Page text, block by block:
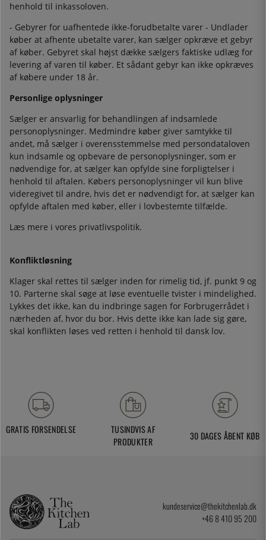
henhold til inkassoloven.
- Gebyrer for uafhentede ikke-forudbetalte varer - Undlader
køber at afhente ubetalte varer, kan sælger opkræve et gebyr
af køber. Gebyret skal højst dække sælgers faktiske udlæg for
levering af varen til køber. Et sådant gebyr kan ikke opkræves
af købere under 18 år.
Personlige oplysninger
Sælger er ansvarlig for behandlingen af indsamlede
personoplysninger. Medmindre køber giver samtykke til
andet, må sælger i overensstemmelse med persondataloven
kun indsamle og opbevare de personoplysninger, som er
nødvendige for, at sælger kan opfylde sine forpligtelser i
henhold til aftalen. Købers personoplysninger vil kun blive
videregivet til andre, hvis det er nødvendigt for, at sælger kan
opfylde aftalen med køber, eller i lovbestemte tilfælde.
Læs mere i vores privatlivspolitik.
Konfliktløsning
Klager skal rettes til sælger inden for rimelig tid, jf. punkt 9 og
10. Parterne skal søge at løse eventuelle tvister i mindelighed.
Lykkes det ikke, kan du indbringe sagen for Forbrugerrådet i
nærheden af, hvor du bor. Hvis dette ikke kan lade sig gøre,
skal konflikten løses ved retten i henhold til dansk lov.
GRATIS FORSENDELSE
TUSINDVIS AF
PRODUKTER
30 DAGES ÅBENT KØB
kundeservice@thekitchenlab.dk
+46 8 410 95 200